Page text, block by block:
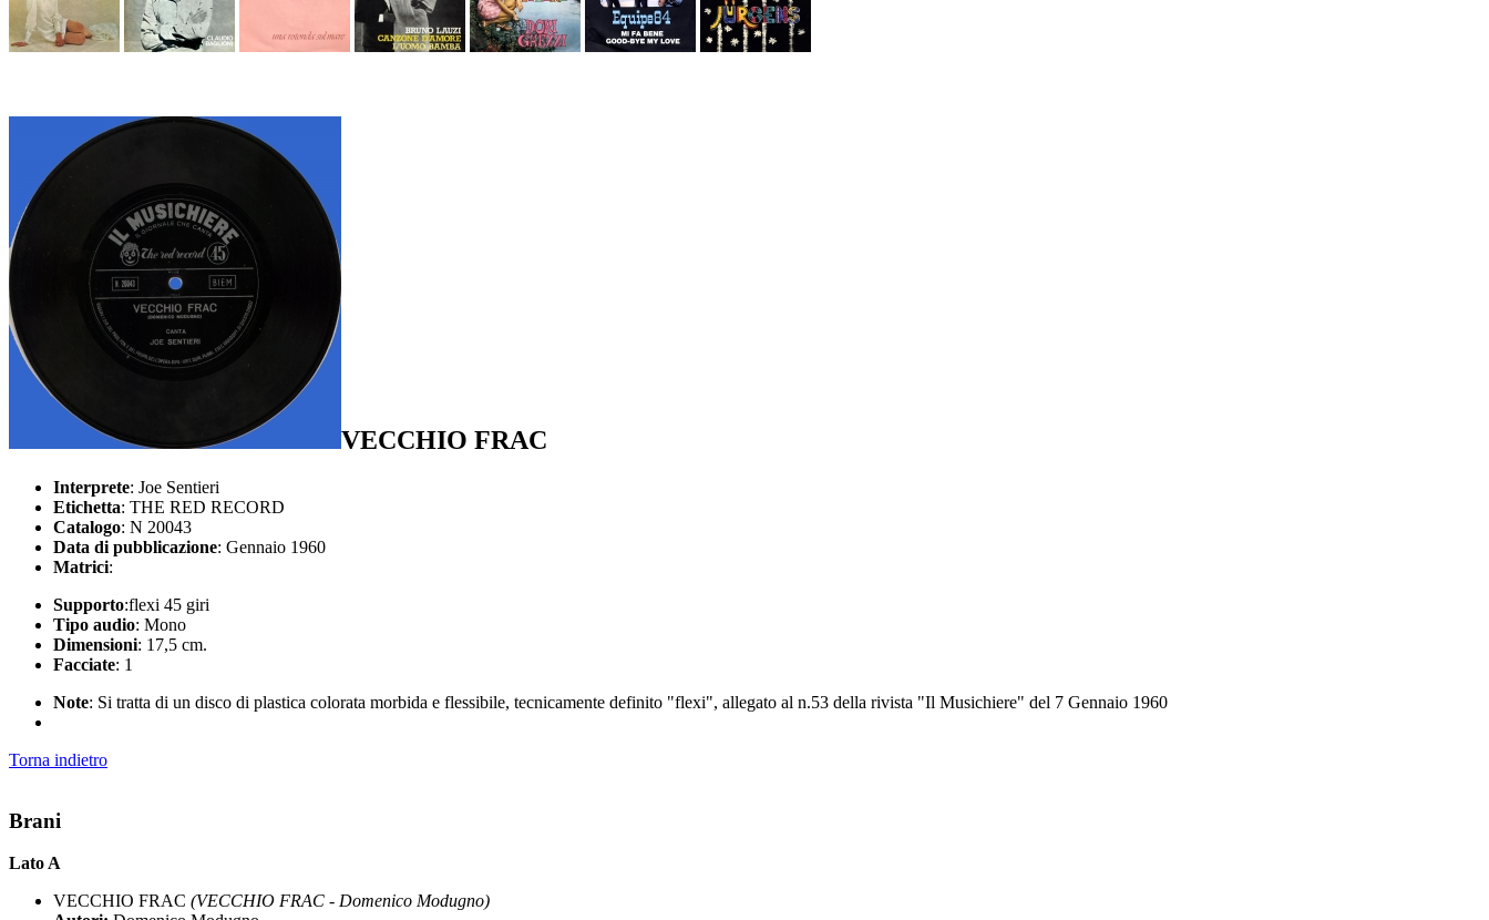
VECCHIO FRAC
Interprete: Joe Sentieri
Etichetta: THE RED RECORD
Catalogo: N 20043
Data di pubblicazione: Gennaio 1960
Matrici:
Supporto:flexi 45 giri
Tipo audio: Mono
Dimensioni: 17,5 cm.
Facciate: 1
Note: Si tratta di un disco di plastica colorata morbida e flessibile, tecnicamente definito "flexi", allegato al n.53 della rivista "Il Musichiere" del 7 Gennaio 1960
Torna indietro
Brani
Lato A
VECCHIO FRAC (VECCHIO FRAC - Domenico Modugno)